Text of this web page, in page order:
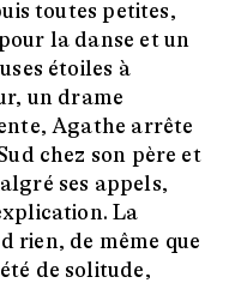
toutes petites,
la danse et un
étoiles à
un drame
Agathe arrête
chez son père et
ses appels,
La
rien, de même que
de solitude,